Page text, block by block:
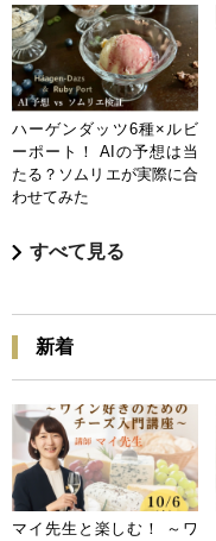
ハーゲンダッツ6種×ルビ
ーポート！ AIの予想は当
たる？ソムリエが実際に合
わせてみた
すべて見る
新着
マイ先生と楽しむ！ ～ワ